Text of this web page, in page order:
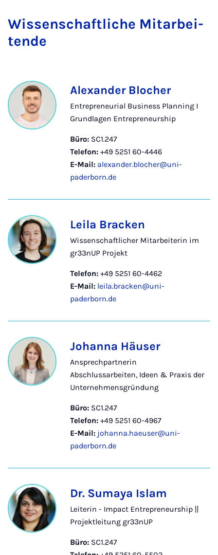
Wis­sen­schaft­li­che Mit­a­r­bei­
ten­de
Alexander Blocher
Entrepreneurial Business Planning I
Grundlagen Entrepreneurship
Büro: SC1.247
Telefon: +49 5251 60-4446
E-Mail: alexander.blocher@uni-
paderborn.de
Leila Bracken
Wissenschaftlicher Mitarbeiterin im
gr33nUP Projekt
Telefon: +49 5251 60-4462
E-Mail: leila.bracken@uni-
paderborn.de
Johanna Häuser
Ansprechpartnerin
Abschlussarbeiten, Ideen & Praxis der
Unternehmensgründung
Büro: SC1.247
Telefon: +49 5251 60-4967
E-Mail: johanna.haeuser@uni-
paderborn.de
Dr. Sumaya Islam
Leiterin - Impact Entrepreneurship ||
Projektleitung gr33nUP
Büro: SC1.247